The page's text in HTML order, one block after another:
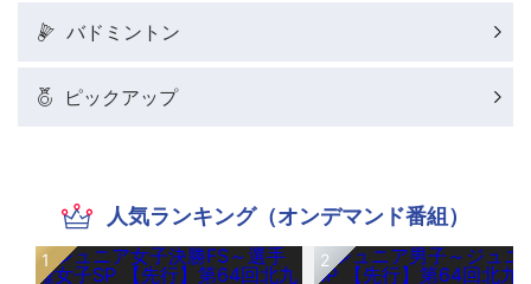
バドミントン
ピックアップ
人気ランキング（オンデマンド番組）